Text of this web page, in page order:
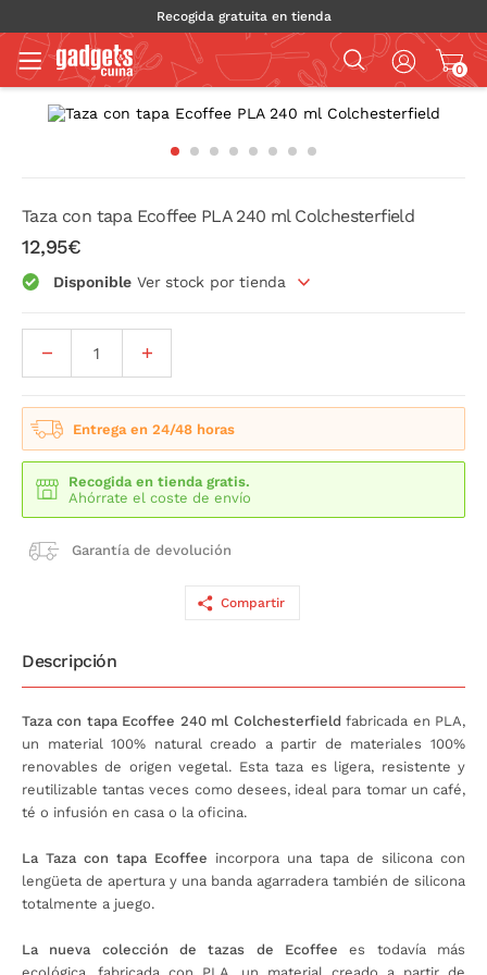
Recogida gratuita en tienda
0
Taza con tapa Ecoffee PLA 240 ml Colchesterfield
12,95€
Disponible Ver stock por tienda
Entrega en 24/48 horas
Recogida en tienda gratis.
Ahórrate el coste de envío
Garantía de devolución
Compartir
Descripción
Taza con tapa Ecoffee 240 ml Colchesterfieldfabricada en PLA,
un material 100% natural creado a partir de materiales 100%
renovables de origen vegetal. Esta taza es ligera, resistente y
reutilizable tantas veces como desees, ideal para tomar un café,
té o infusión en casa o la oficina.
La Taza con tapa Ecoffee incorpora una tapa de silicona con
lengüeta de apertura y una banda agarradera también de silicona
totalmente a juego.
La nueva colección de tazas de Ecoffee es todavía más